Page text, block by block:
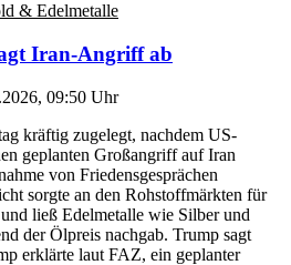
& Edelmetalle
Iran-Angriff ab
09:50 Uhr
kräftig zugelegt, nachdem US-
geplanten Großangriff auf Iran
von Friedensgesprächen
sorgte an den Rohstoffmärkten für
ließ Edelmetalle wie Silber und
der Ölpreis nachgab. Trump sagt
erklärte laut FAZ, ein geplanter